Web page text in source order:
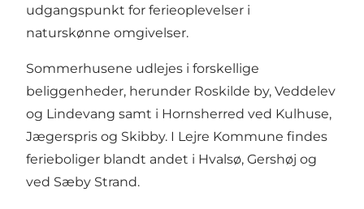
udgangspunkt for ferieoplevelser i
naturskønne omgivelser.
Sommerhusene udlejes i forskellige
beliggenheder, herunder Roskilde by, Veddelev
og Lindevang samt i Hornsherred ved Kulhuse,
Jægerspris og Skibby. I Lejre Kommune findes
ferieboliger blandt andet i Hvalsø, Gershøj og
ved Sæby Strand.